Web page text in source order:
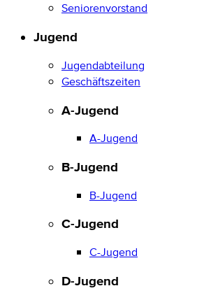
Seniorenvorstand
Jugend
Jugendabteilung
Geschäftszeiten
A-Jugend
A-Jugend
B-Jugend
B-Jugend
C-Jugend
C-Jugend
D-Jugend